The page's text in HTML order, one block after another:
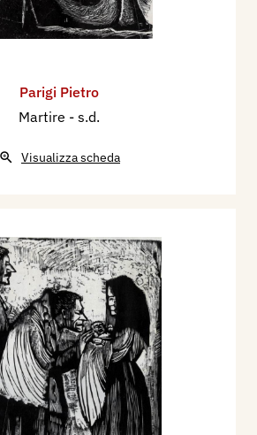
Parigi Pietro
Martire - s.d.
Visualizza scheda